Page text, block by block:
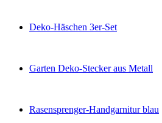
Deko-Häschen 3er-Set
Garten Deko-Stecker aus Metall
Rasensprenger-Handgarnitur blau